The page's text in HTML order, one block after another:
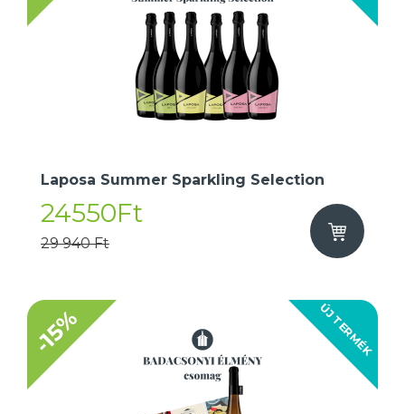
Laposa Summer Sparkling Selection
24550Ft
29 940 Ft
ÚJ TERMÉK
-15%